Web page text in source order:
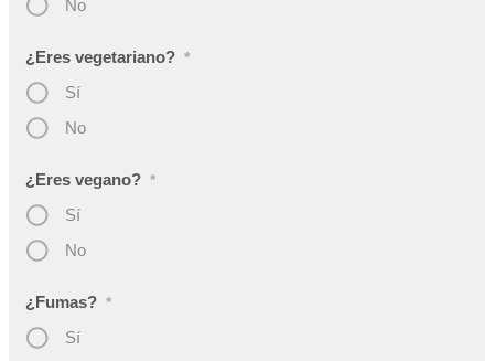
No
¿Eres vegetariano? *
Sí
No
¿Eres vegano? *
Sí
No
¿Fumas? *
Sí